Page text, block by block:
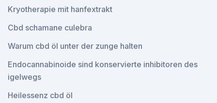
Kryotherapie mit hanfextrakt
Cbd schamane culebra
Warum cbd öl unter der zunge halten
Endocannabinoide sind konservierte inhibitoren des
igelwegs
Heilessenz cbd öl